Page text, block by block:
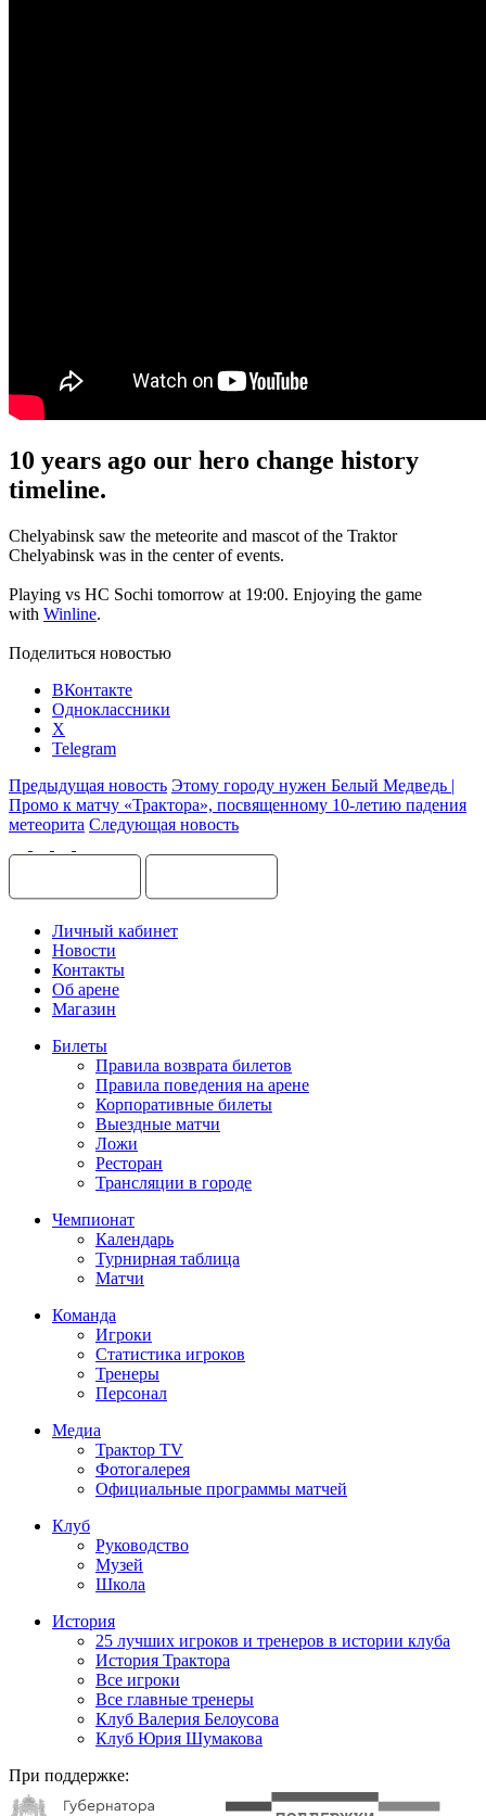
10 years ago our hero change history
timeline.
Chelyabinsk saw the meteorite and mascot of the Traktor
Chelyabinsk was in the center of events.
Playing vs HC Sochi tomorrow at 19:00. Enjoying the game
with Winline.
Поделиться новостью
ВКонтакте
Одноклассники
X
Telegram
Предыдущая новость Этому городу нужен Белый Медведь |
Промо к матчу «Трактора», посвященному 10-летию падения
метеорита Следующая новость
Личный кабинет
Новости
Контакты
Об арене
Магазин
Билеты
Правила возврата билетов
Правила поведения на арене
Корпоративные билеты
Выездные матчи
Ложи
Ресторан
Трансляции в городе
Чемпионат
Календарь
Турнирная таблица
Матчи
Команда
Игроки
Статистика игроков
Тренеры
Персонал
Медиа
Трактор TV
Фотогалерея
Официальные программы матчей
Клуб
Руководство
Музей
Школа
История
25 лучших игроков и тренеров в истории клуба
История Трактора
Все игроки
Все главные тренеры
Клуб Валерия Белоусова
Клуб Юрия Шумакова
При поддержке: